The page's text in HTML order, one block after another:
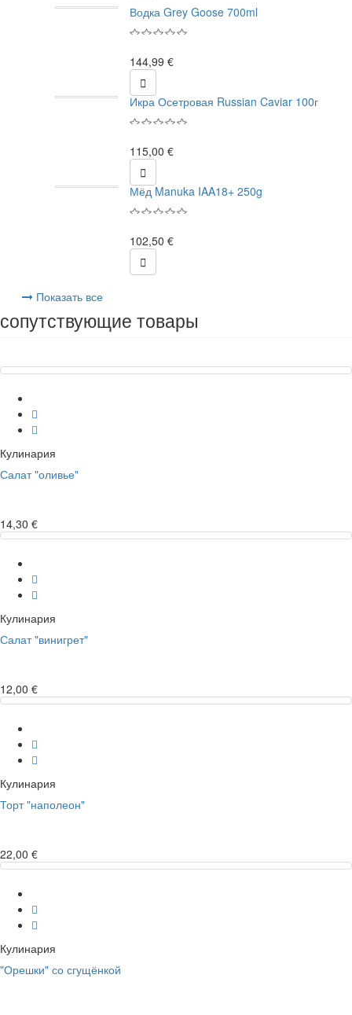
Водка Grey Goose 700ml
144,99 €

Икра Осетровая Russian Caviar 100г
115,00 €

Мёд Manuka IAA18+ 250g
102,50 €

Показать все
сопутствующие товары
Кулинария
Салат "оливье"
14,30 €
Кулинария
Салат "винигрет"
12,00 €
Кулинария
Торт "наполеон"
22,00 €
Кулинария
"Орешки" со сгущёнкой